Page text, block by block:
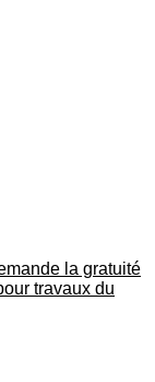
la gratuité
travaux du